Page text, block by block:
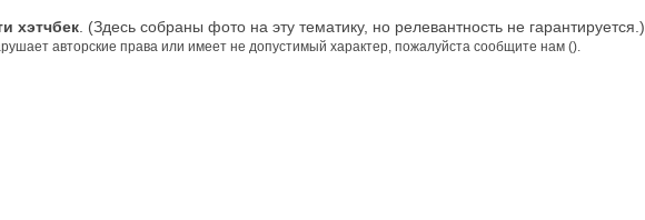
хэтчбек . (Здесь собраны фото на эту тематику, но релевантность не гарантируется.)
авторские права или имеет не допустимый характер, пожалуйста сообщите нам ().